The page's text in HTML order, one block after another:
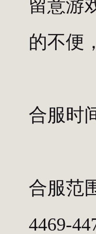
留意游
的不便
合服时
合服范
4469-